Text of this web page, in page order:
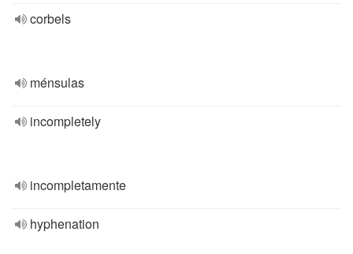
corbels
ménsulas
incompletely
incompletamente
hyphenation